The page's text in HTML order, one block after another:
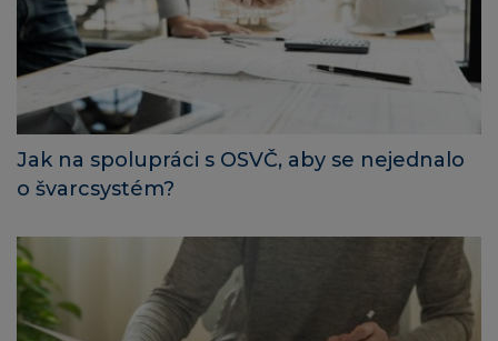
Jak na spolupráci s OSVČ, aby se nejednalo
o švarcsystém?